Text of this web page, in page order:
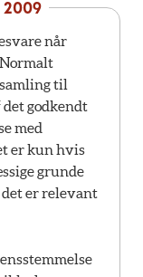
2009
når
til
godkendt
med
er kun hvis
grunde
er relevant